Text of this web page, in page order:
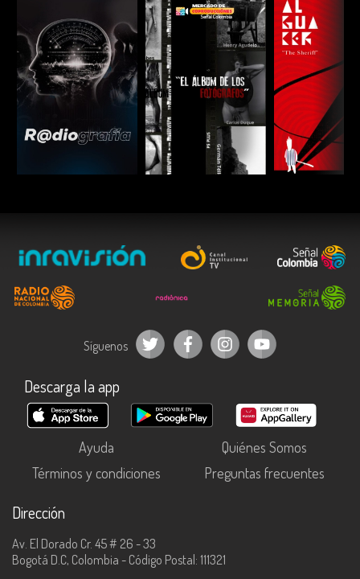
ESCUCHAR
Síguenos
Descarga la app
Ayuda
Quiénes Somos
Términos y condiciones
Preguntas frecuentes
Dirección
Av. El Dorado Cr. 45 # 26 - 33
Bogotá D.C, Colombia - Código Postal: 111321